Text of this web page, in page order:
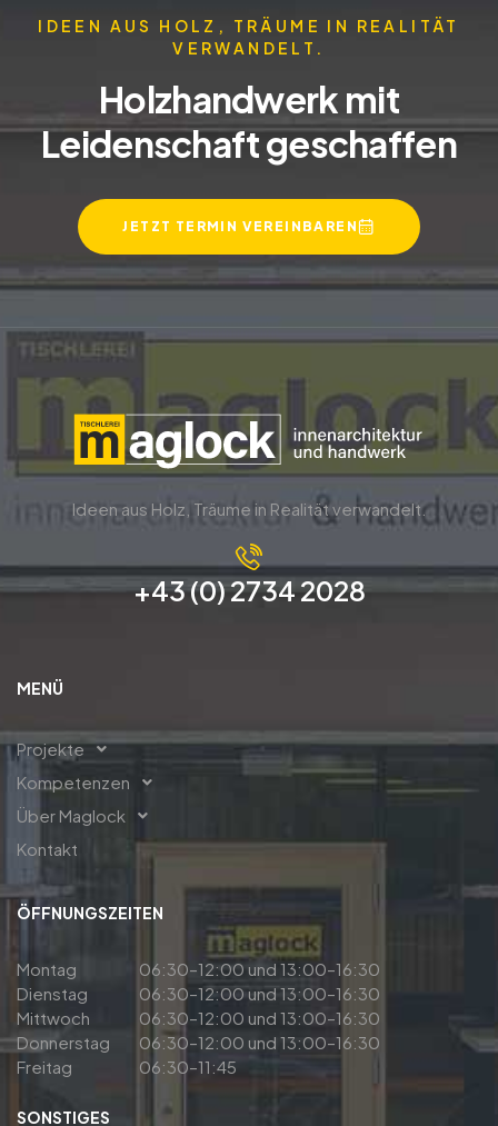
IDEEN AUS HOLZ, TRÄUME IN REALITÄT
VERWANDELT.
Holzhandwerk mit
Leidenschaft geschaffen
JETZT TERMIN VEREINBAREN
Ideen aus Holz, Träume in Realität verwandelt.
+43 (0) 2734 2028
MENÜ
Projekte
Kompetenzen
Über Maglock
Kontakt
ÖFFNUNGSZEITEN
Montag
06:30–12:00 und 13:00–16:30
Dienstag
06:30–12:00 und 13:00–16:30
Mittwoch
06:30–12:00 und 13:00–16:30
Donnerstag
06:30–12:00 und 13:00–16:30
Freitag
06:30–11:45
SONSTIGES